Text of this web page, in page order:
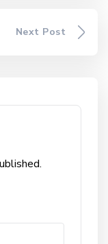
Next Post